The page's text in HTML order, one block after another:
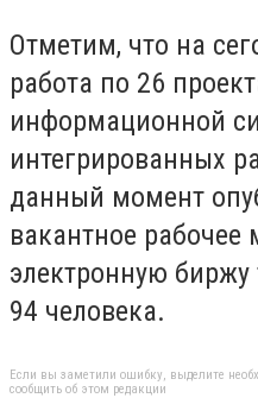
Отметим, что на
работа по 26
информационной
интегрированных
данный момент
вакантное рабочее
электронную биржу
94 человека.
Если вы заметили ошибку, выделите
сообщить об этом редакции